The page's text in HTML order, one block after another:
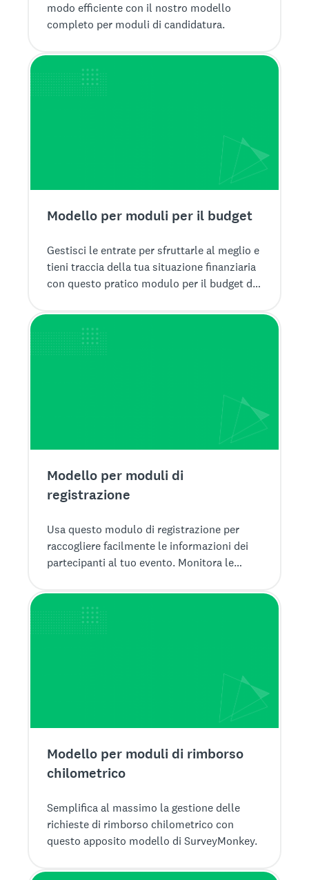
modo efficiente con il nostro modello
completo per moduli di candidatura.
Modello per moduli per il budget
Gestisci le entrate per sfruttarle al meglio e
tieni traccia della tua situazione finanziaria
con questo pratico modulo per il budget di
Modello per moduli di
registrazione
Usa questo modulo di registrazione per
raccogliere facilmente le informazioni dei
partecipanti al tuo evento. Monitora le
Modello per moduli di rimborso
chilometrico
Semplifica al massimo la gestione delle
richieste di rimborso chilometrico con
questo apposito modello di SurveyMonkey.